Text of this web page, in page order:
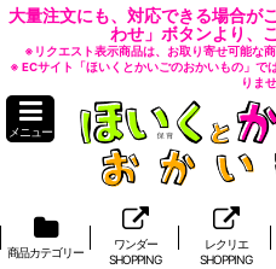
大量注文にも、対応できる場合
わせ」ボタンより、
※リクエスト表示商品は、お取り寄せ可能な
※ ECサイト「ほいくとかいごのおかいもの」で
りま
メニュー
商品カテゴリー
ワンダー
SHOPPING
レクリエ
SHOPPING